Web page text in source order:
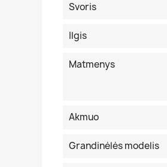
Svoris
Ilgis
Matmenys
Akmuo
Grandinėlės modelis